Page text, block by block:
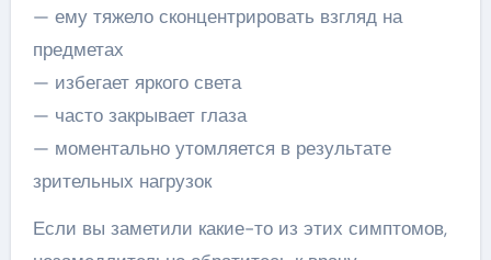
— ему тяжело сконцентрировать взгляд на
предметах
— избегает яркого света
— часто закрывает глаза
— моментально утомляется в результате
зрительных нагрузок
Если вы заметили какие-то из этих симптомов,